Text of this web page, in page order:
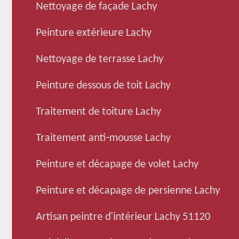
Nettoyage de façade Lachy
Peinture extérieure Lachy
Nettoyage de terrasse Lachy
Peinture dessous de toit Lachy
Traitement de toiture Lachy
Traitement anti-mousse Lachy
Peinture et décapage de volet Lachy
Peinture et décapage de persienne Lachy
Artisan peintre d'intérieur Lachy 51120